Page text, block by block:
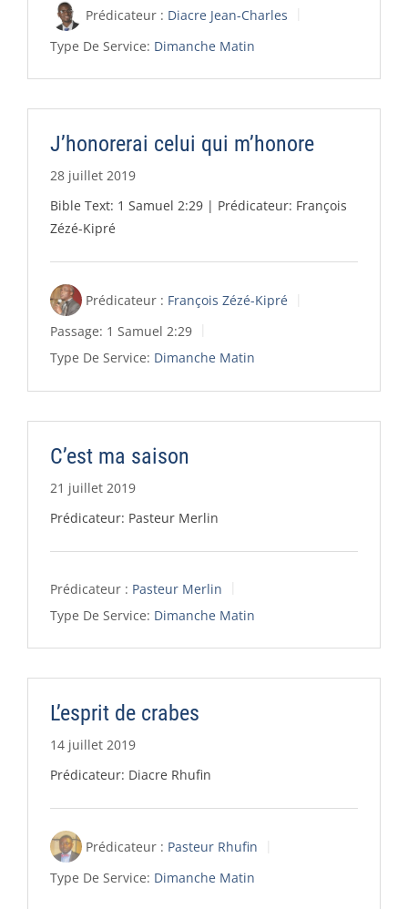
Prédicateur : Diacre Jean-Charles
Type De Service: Dimanche Matin
J’honorerai celui qui m’honore
28 juillet 2019
Bible Text: 1 Samuel 2:29 | Prédicateur: François
Zézé-Kipré
Prédicateur : François Zézé-Kipré
Passage: 1 Samuel 2:29
Type De Service: Dimanche Matin
C’est ma saison
21 juillet 2019
Prédicateur: Pasteur Merlin
Prédicateur : Pasteur Merlin
Type De Service: Dimanche Matin
L’esprit de crabes
14 juillet 2019
Prédicateur: Diacre Rhufin
Prédicateur : Pasteur Rhufin
Type De Service: Dimanche Matin